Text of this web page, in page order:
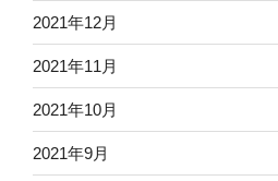
2021年12月
2021年11月
2021年10月
2021年9月